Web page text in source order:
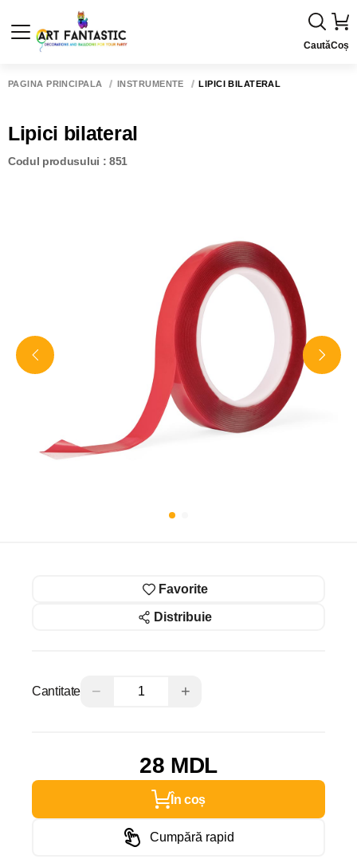
CautăCoș
PAGINA PRINCIPALĂ INSTRUMENTE LIPICI BILATERAL
Lipici bilateral
Codul produsului : 851
Favorite
Distribuie
Cantitate − +
28 MDL
În coș
Cumpără rapid